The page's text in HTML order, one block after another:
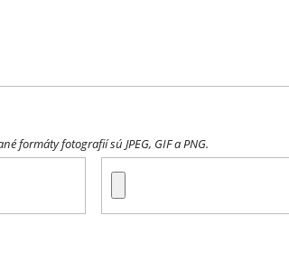
formáty fotografií sú JPEG, GIF a PNG.